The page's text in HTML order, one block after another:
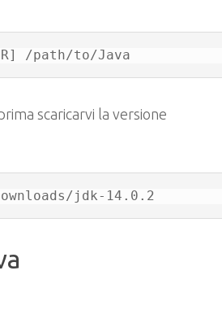
/path/to/Java
scaricarvi la versione
jdk-14.0.2